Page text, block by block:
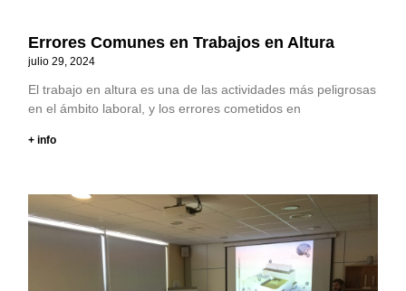
Errores Comunes en Trabajos en Altura
julio 29, 2024
El trabajo en altura es una de las actividades más peligrosas
en el ámbito laboral, y los errores cometidos en
+ info